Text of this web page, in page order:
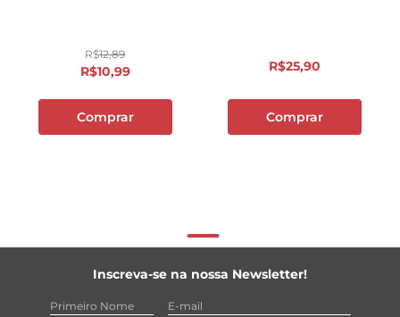
R$12,89
R$10,99
Comprar
R$25,90
Comprar
Inscreva-se na nossa Newsletter!